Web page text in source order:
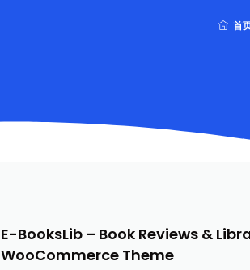
首
E-BooksLib – Book Reviews &
WooCommerce Theme